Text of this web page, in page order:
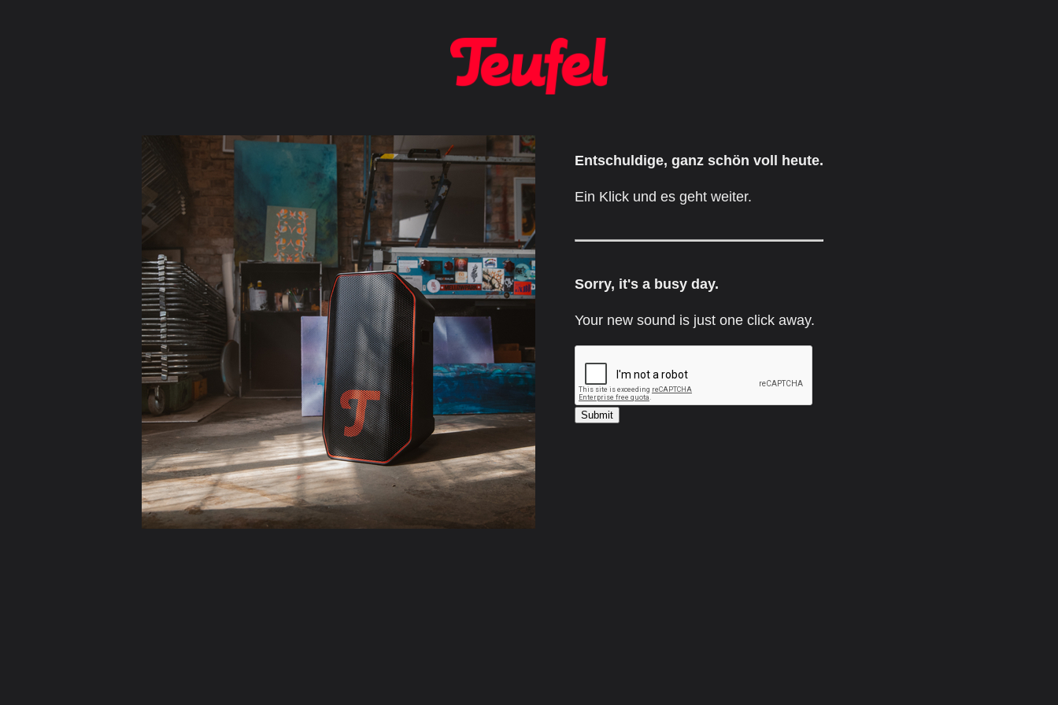
Entschuldige, ganz schön voll heute.
Ein Klick und es geht weiter.
Sorry, it's a busy day.
Your new sound is just one click away.